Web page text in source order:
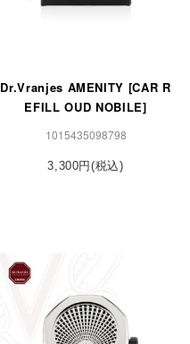
Dr.Vranjes AMENITY [CAR R
EFILL OUD NOBILE]
1015435098798
3,300円(税込)